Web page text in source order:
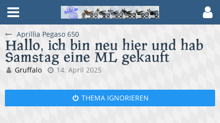
Aprillia Pegaso 650
Hallo, ich bin neu hier und hab
Samstag eine ML gekauft
Gruffalo 14. April 2025
THEMA IGNORIEREN